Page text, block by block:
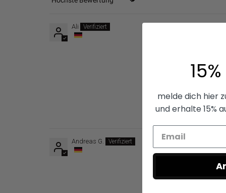
Sort by
Ali
Andreas G.
melde dich hier
und erhalte 15%